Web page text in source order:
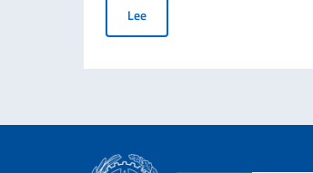
LeeSubvenciones para la